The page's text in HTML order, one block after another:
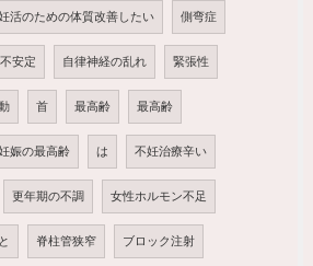
活のための体質改善したい 側弯症
不安定 自律神経の乱れ 緊張性
首 最高齢 最高齢
娠の最高齢 は 不妊治療辛い
更年期の不調 女性ホルモン不足
脊柱管狭窄 ブロック注射